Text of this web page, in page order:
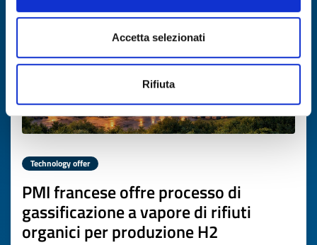
Accetta selezionati
Rifiuta
Technology offer
PMI francese offre processo di
gassificazione a vapore di rifiuti
organici per produzione H2